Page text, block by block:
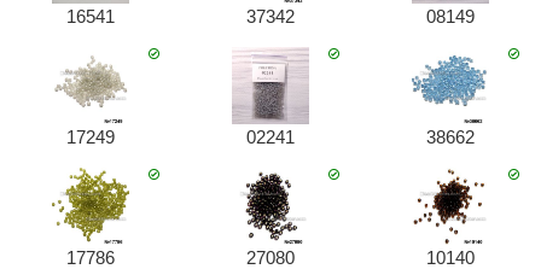
16541 37342 08149
17249 02241 38662
17786 27080 10140